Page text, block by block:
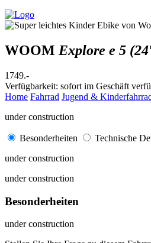
WOOM Explore e 5
1749.-
Verfügbarkeit: sofort im Geschäft
Home Fahrrad Jugend &
under construction
Besonderheiten
Technische
under construction
under construction
Besonderheiten
under construction